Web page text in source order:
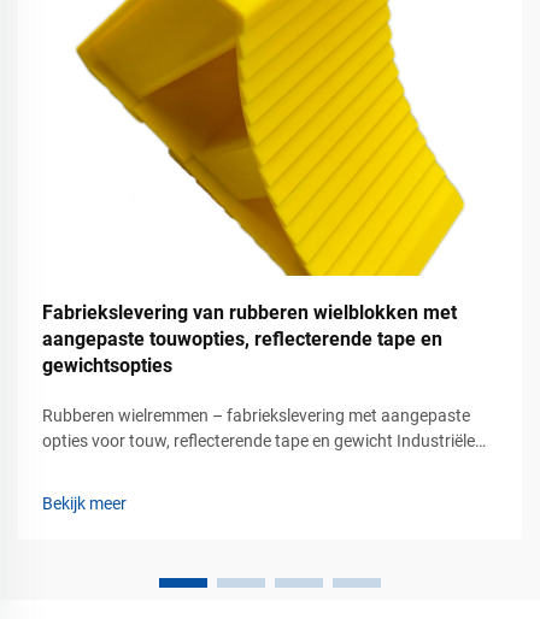
Fabriekslevering van rubberen wielblokken met
aangepaste touwopties, reflecterende tape en
gewichtsopties
Rubberen wielremmen – fabriekslevering met aangepaste
opties voor touw, reflecterende tape en gewicht Industriële
parkeer- en laadgebieden Voertuigstabilisatie is een van de
belangrijkste veiligheidseisen in het vervoer...
Bekijk meer